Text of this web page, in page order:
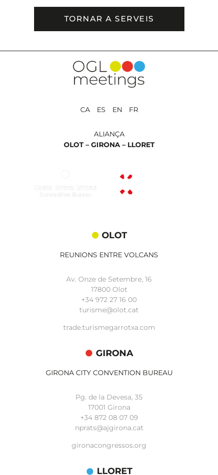
TORNAR A SERVEIS
CA ES EN FR
ALIANÇA
OLOT – GIRONA – LLORET
OLOT
REUNIONS ENTRE VOLCANS
Av. Onze de Setembre, 16
17800 Olot
+34 972 27 16 00
turisme@olot.cat
trade.turismegarrotxa.com
GIRONA
GIRONA CITY CONVENTION BUREAU
Pg. de la Devesa, 35
17001 Girona
+34 872 08 07 09
nprats@ajgirona.cat
gironacongressos.org
LLORET